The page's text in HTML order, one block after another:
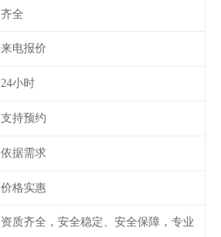
齐全
来电报价
24小时
支持预约
依据需求
价格实惠
资质齐全，安全稳定、安全保障，专业